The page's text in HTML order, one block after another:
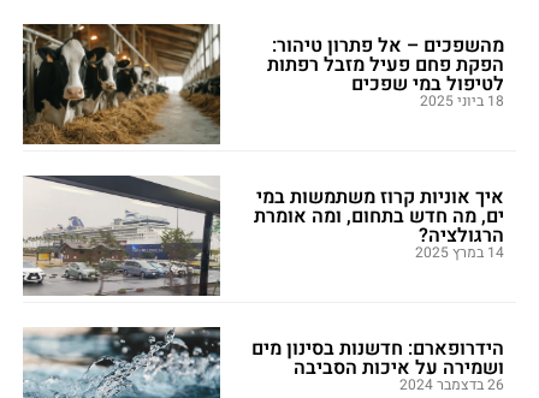
מהשפכים – אל פתרון טיהור:
הפקת פחם פעיל מזבל רפתות
לטיפול במי שפכים
18 ביוני 2025
איך אוניות קרוז משתמשות במי
ים, מה חדש בתחום, ומה אומרת
הרגולציה?
14 במרץ 2025
הידרופארם: חדשנות בסינון מים
ושמירה על איכות הסביבה
26 בדצמבר 2024